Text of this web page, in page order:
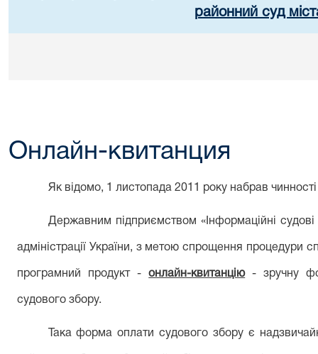
районний суд
Онлайн-квитанция
Як відомо, 1 листопада 2011 року набрав
Державним підприємством «Інформаційні
адміністрації України, з метою спрощення процедури
програмний продукт-онлайн-квитанцію -зручну
судового збору.
Така форма оплати судового збору є